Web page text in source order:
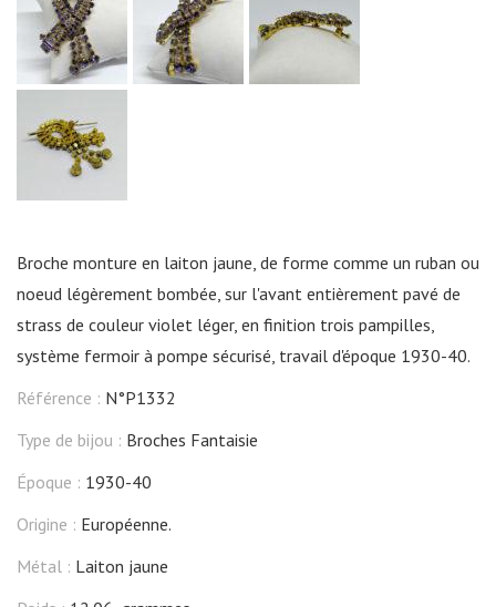
Broche monture en laiton jaune, de forme comme un ruban ou
noeud légèrement bombée, sur l'avant entièrement pavé de
strass de couleur violet léger, en finition trois pampilles,
système fermoir à pompe sécurisé, travail d'époque 1930-40.
Référence : N°P1332
Type de bijou : Broches Fantaisie
Époque : 1930-40
Origine : Européenne.
Métal : Laiton jaune